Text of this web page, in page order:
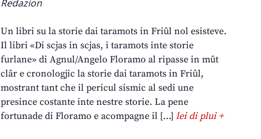
Redazion
Un libri su la storie dai taramots in Friûl nol esisteve.
Il libri «Di scjas in scjas, i taramots inte storie
furlane» di Agnul/Angelo Floramo al ripasse in mût
clâr e cronologjic la storie dai taramots in Friûl,
mostrant tant che il pericul sismic al sedi une
presince costante inte nestre storie. La pene
fortunade di Floramo e acompagne il […]lei di plui +